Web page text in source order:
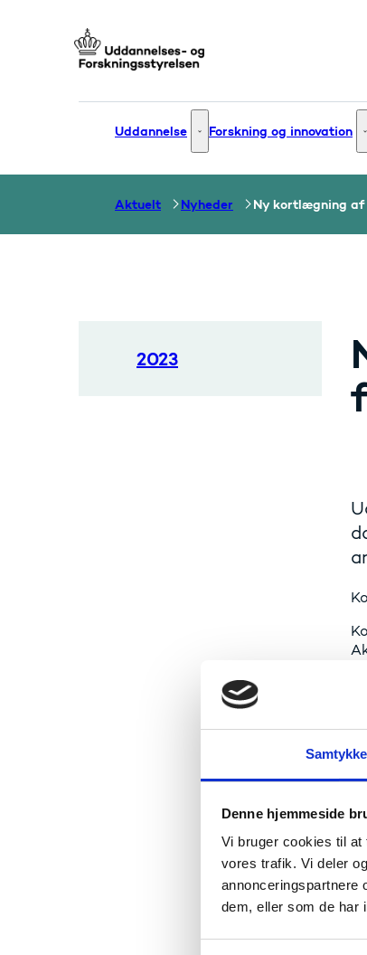
Samtykke
Denne hjemmeside
Vi bruger cookies til
vores trafik. Vi deler
annonceringspartnere
dem, eller som de har
Uddannelse Uddannelse - Flere links
Forskning og innovation
Aktuelt Nyheder Ny kortlægning af
2023